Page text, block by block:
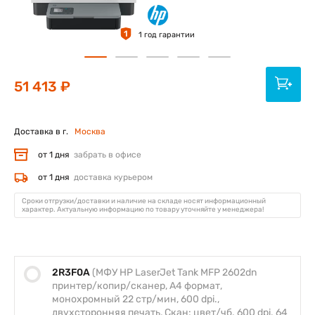
1 1 год гарантии
2R3F0A (МФУ HP LaserJet Tank MFP 2602dn
принтер/копир/сканер, А4 формат,
монохромный 22 стр/мин, 600 dpi.,
двухсторонняя печать, Скан: цвет/чб. 600 dpi. 64
51 413 ₽
Доставка в г. Москва
от 1 дня забрать в офисе
от 1 дня доставка курьером
Сроки отгрузки/доставки и наличие на складе носят информационный
характер. Актуальную информацию по товару уточняйте у менеджера!